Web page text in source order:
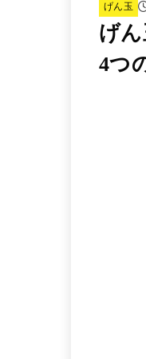
げん玉
げ
4つ